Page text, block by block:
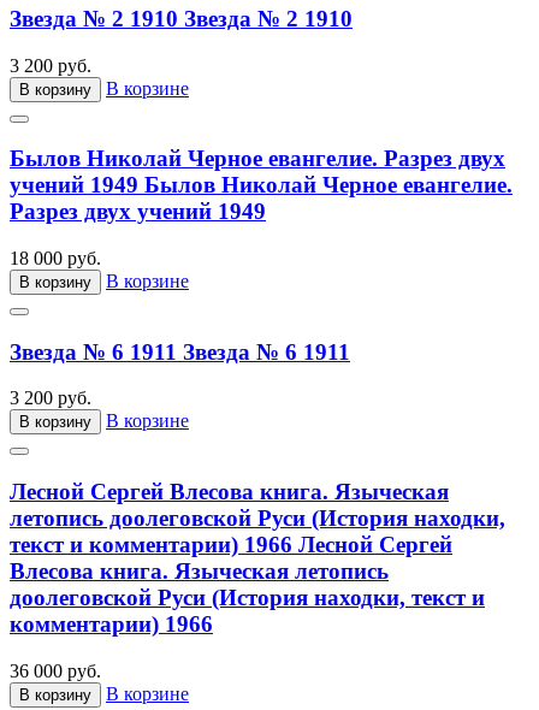
Звезда № 2 1910 Звезда № 2 1910
3 200 руб.
В корзину В корзине
Былов Николай Черное евангелие. Разрез двух
учений 1949 Былов Николай Черное евангелие.
Разрез двух учений 1949
18 000 руб.
В корзину В корзине
Звезда № 6 1911 Звезда № 6 1911
3 200 руб.
В корзину В корзине
Лесной Сергей Влесова книга. Языческая
летопись доолеговской Руси (История находки,
текст и комментарии) 1966 Лесной Сергей
Влесова книга. Языческая летопись
доолеговской Руси (История находки, текст и
комментарии) 1966
36 000 руб.
В корзину В корзине